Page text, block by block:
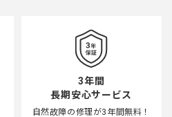
3年間
長期安心サービス
自然故障の修理が3年間無料！